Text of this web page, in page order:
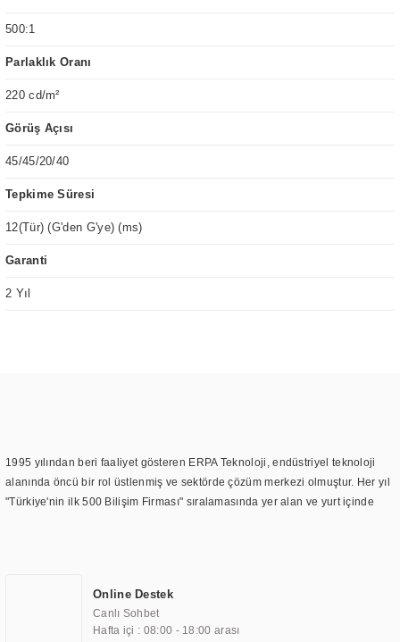
500:1
Parlaklık Oranı
220 cd/m²
Görüş Açısı
45/45/20/40
Tepkime Süresi
12(Tür) (G'den G'ye) (ms)
Garanti
2 Yıl
1995 yılından beri faaliyet gösteren ERPA Teknoloji, endüstriyel teknoloji
alanında öncü bir rol üstlenmiş ve sektörde çözüm merkezi olmuştur. Her yıl
"Türkiye'nin ilk 500 Bilişim Firması" sıralamasında yer alan ve yurt içinde
TOCHI markası altında kendi ürettiği ürünlerde kullanmıştır. Günümüzde
TOCHI; videowall, digital signage, kiosk, totem, akıllı durak ekranı, araç içi
ekran, asansör ekranı, digital menüboard, marin ekran, medikal ekran,
Online Destek
Canlı Sohbet
Hafta içi : 08:00 - 18:00 arası